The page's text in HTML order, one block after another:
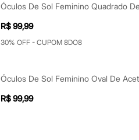
R$ 99,99
30% OFF - CUPOM 8DO8
R$ 99,99